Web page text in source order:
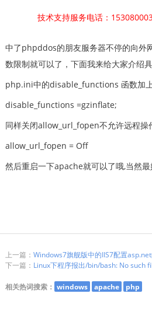
技术支持服务电话：
中了phpddos的朋友服务器不停的向外
数限制就可以了，下面我来给大家介绍具
php.ini中的disable_functions 函数加
disable_functions =gzinflate;
同样关闭allow_url_fopen不允许远程操
allow_url_fopen = Off
然后重启一下apache就可以了哦,当然
上一篇： Windows7旗舰版中的IIS7配置
下一篇： Linux下程序报出/bin/bash: No such
相关热词搜索： windows apache php